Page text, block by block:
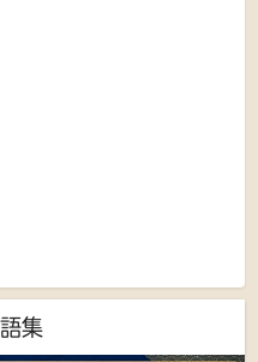
集